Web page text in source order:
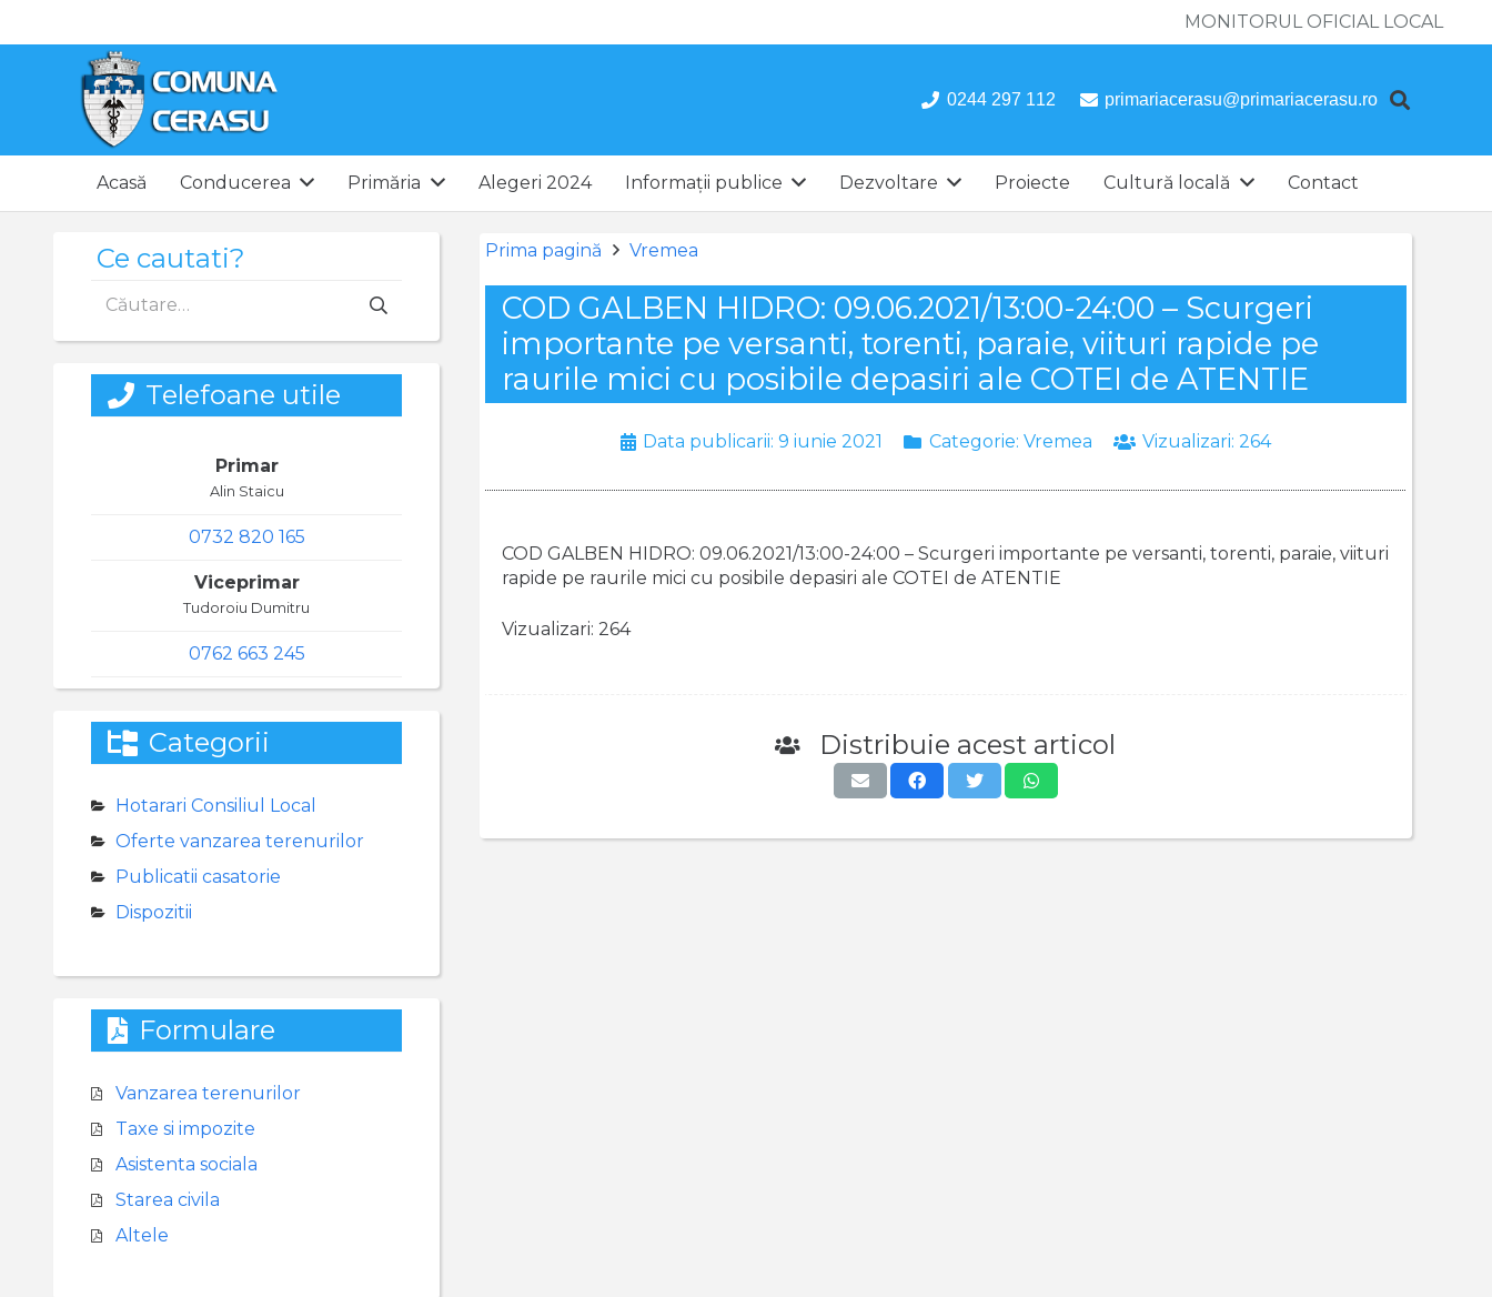
MONITORUL OFICIAL LOCAL
0244 297 112 primariacerasu@primariacerasu.ro
Acasă Conducerea Primăria Alegeri 2024 Informații publice Dezvoltare Proiecte Cultură locală Contact
Prima pagină Vremea
COD GALBEN HIDRO: 09.06.2021/13:00-24:00 – Scurgeri
importante pe versanti, torenti, paraie, viituri rapide pe
raurile mici cu posibile depasiri ale COTEI de ATENTIE
Data publicarii:9 iunie 2021 Categorie: Vremea Vizualizari:264
COD GALBEN HIDRO: 09.06.2021/13:00-24:00 – Scurgeri importante pe versanti, torenti, paraie, viituri
rapide pe raurile mici cu posibile depasiri ale COTEI de ATENTIE
Vizualizari: 264
Distribuie acest articol
Ce cautati?
după:
Telefoane utile
Primar
Alin Staicu
0732 820 165
Viceprimar
Tudoroiu Dumitru
0762 663 245
Categorii
Hotarari Consiliul Local
Oferte vanzarea terenurilor
Publicatii casatorie
Dispozitii
Formulare
Vanzarea terenurilor
Taxe si impozite
Asistenta sociala
Starea civila
Altele